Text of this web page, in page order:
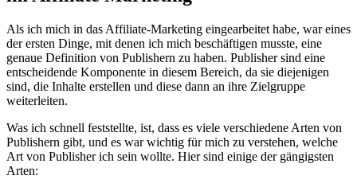
Als ich mich in das Affiliate-Marketing eingearbeitet habe, war eines
der ersten Dinge, mit denen ich mich beschäftigen musste, eine
genaue Definition von Publishern zu haben. Publisher sind eine
entscheidende Komponente in diesem Bereich, da sie diejenigen
sind, die Inhalte erstellen und diese dann an ihre Zielgruppe
weiterleiten.
Was ich schnell feststellte, ist, dass es viele verschiedene Arten von
Publishern gibt, und es war wichtig für mich zu verstehen, welche
Art von Publisher ich sein wollte. Hier sind einige der gängigsten
Arten: